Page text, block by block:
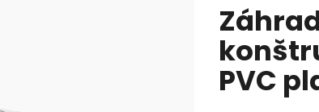
produktu
je
0,0
5
hviezdičiek.
PVC